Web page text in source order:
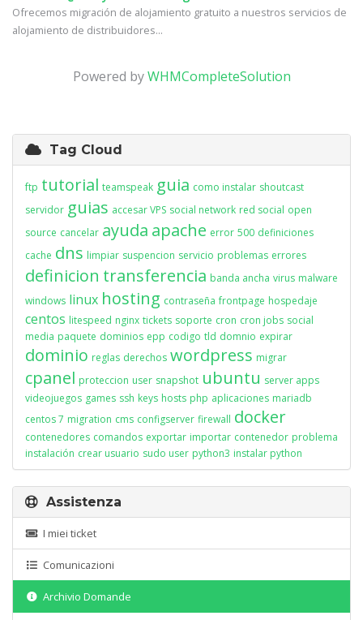
Ofrecemos migración de alojamiento gratuito a nuestros servicios de
alojamiento de distribuidores...
Powered byWHMCompleteSolution
Tag Cloud
ftp tutorial teamspeak guia como instalar shoutcast
servidor guias accesar VPS social network red social open
source cancelar ayuda apache error 500 definiciones
cache dns limpiar suspencion servicio problemas errores
definicion transferencia banda ancha virus malware
windows linux hosting contraseña frontpage hospedaje
centos litespeed nginx tickets soporte cron cron jobs social
media paquete dominios epp codigo tld domnio expirar
dominio reglas derechos wordpress migrar
cpanel proteccion user snapshot ubuntu server apps
videojuegos games ssh keys hosts php aplicaciones mariadb
centos 7 migration cms configserver firewall docker
contenedores comandos exportar importar contenedor problema
instalación crear usuario sudo user python3 instalar python
Assistenza
I miei ticket
Comunicazioni
Archivio Domande